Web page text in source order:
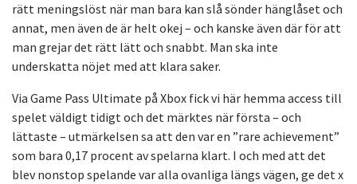
rätt meningslöst när man bara kan slå sönder hänglåset och
annat, men även de är helt okej – och kanske även där för att
man grejar det rätt lätt och snabbt. Man ska inte
underskatta nöjet med att klara saker.
Via Game Pass Ultimate på Xbox fick vi här hemma access till
spelet väldigt tidigt och det märktes när första – och
lättaste – utmärkelsen sa att den var en ”rare achievement”
som bara 0,17 procent av spelarna klart. I och med att det
blev nonstop spelande var alla ovanliga längs vägen, ge det x